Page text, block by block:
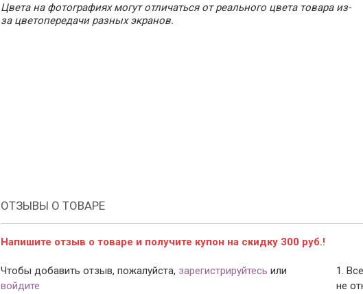
Цвета на фотографиях могут отличаться от реального цвета товара из-
за цветопередачи разных экранов.
ОТЗЫВЫ О ТОВАРЕ
Напишите отзыв о товаре и получите купон на скидку 300 руб.!
Чтобы добавить отзыв, пожалуйста, зарегистрируйтесь или
войдите
1.
не